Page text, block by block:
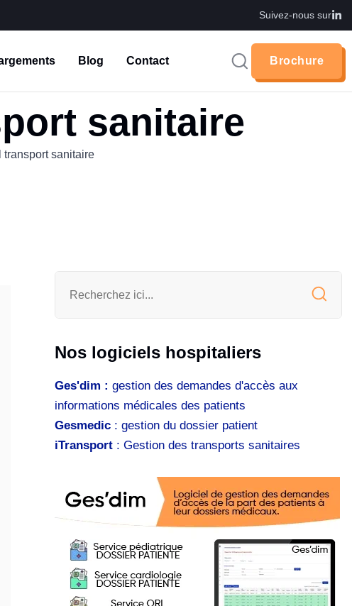
Suivez-nous sur
Blog Contact
Brochure
sanitaire
transport sanitaire
Nos logiciels hospitaliers
Ges'dim : gestion des demandes d'accès aux
informations médicales des patients
Gesmedic : gestion du dossier patient
iTransport : Gestion des transports sanitaires